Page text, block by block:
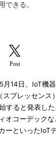
できる。
Post
14日、IoT機
スプレッセン
すると発表し
オコーデック
ーといったIoT